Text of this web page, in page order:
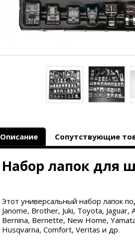
Описание Сопутствующие
Набор лапок для
Этот универсальный набор лапок
Janome, Brother, Juki, Toyota,
Bernina, Bernette, New Home,
Husqvarna, Comfort, Veritas и др.